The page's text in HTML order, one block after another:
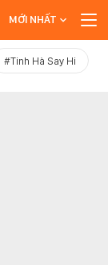
MỚI NHẤT
#Tinh Hà Say Hi